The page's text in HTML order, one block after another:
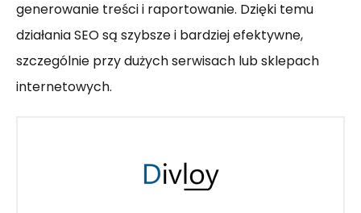
generowanie treści i raportowanie. Dzięki temu
działania SEO są szybsze i bardziej efektywne,
szczególnie przy dużych serwisach lub sklepach
internetowych.